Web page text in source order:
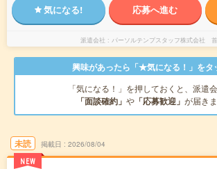
気になる! 応募へ進む
派遣会社 パーソルテンプスタッフ株式会社
興味があったら「★気になる！」をタ
「気になる！」を押しておくと、派遣
「面談確約」 や 「応募歓迎」 が届き
未読
NEW
掲載日 2026/08/04